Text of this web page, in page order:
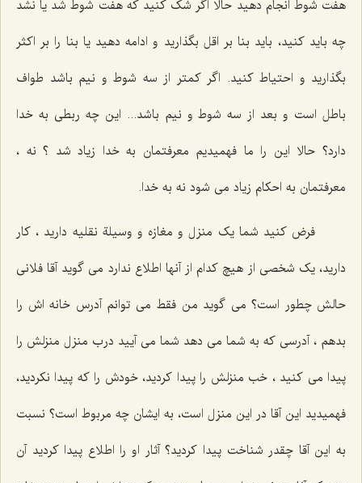
هفت شوط انجام دهید حالا اگر شک کنید که هفت شوط شد یا نشد
چه باید کنید، باید بنا بر اقل بگذارید و ادامه دهید یا بنا را بر اکثر
بگذارید و احتیاط کنید. اگر کمتر از سه شوط و نیم باشد طواف
باطل است و بعد از سه شوط و نیم باشد... این چه ربطی به خدا
دارد؟ حالا این را ما فهمیدیم معرفتمان به خدا زیاد شد ؟ نه ،
معرفتمان به احکام زیاد می شود نه به خدا.
فرض کنید شما یک منزل و مغازه و وسیلة نقلیه دارید ، کار
دارید، یک شخصی از هیچ کدام از آنها اطلاع ندارد می گوید آقا فلانی
حالش چطور است؟ می گوید من فقط می توانم‌ آدرس خانه اش را
بدهم ، آدرسی که به شما می دهد شما می آیید درب منزل منزلش را
پیدا می کنید ، خب منزلش را پیدا کردید، خودش را که پیدا نکردید،
فهمیدید این آقا در این منزل است، به ایشان چه مربوط است؟ نسبت
به این آقا چقدر شناخت پیدا کردید؟ آثار او را اطلاع پیدا کردید آن